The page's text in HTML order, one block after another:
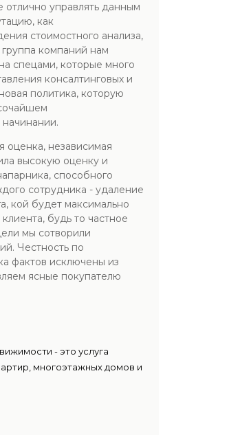
управлять данным
как
стоимостного анализа,
компаний нам
спецами, которые много
консалтинговых и
политика, которую
оценка, независимая
высокую оценку и
способного
сотрудника - удаление
кой будет максимально
будь то частное
мы сотворили
Честность по
фактов исключены из
ясные покупателю
- это услуга
многоэтажных домов и